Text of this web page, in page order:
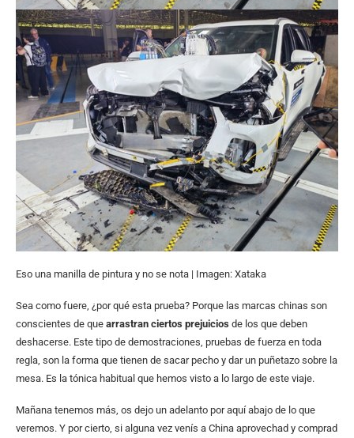
Eso una manilla de pintura y no se nota | Imagen: Xataka
Sea como fuere, ¿por qué esta prueba? Porque las marcas chinas son
conscientes de que arrastran ciertos prejuicios de los que deben
deshacerse. Este tipo de demostraciones, pruebas de fuerza en toda
regla, son la forma que tienen de sacar pecho y dar un puñetazo sobre la
mesa. Es la tónica habitual que hemos visto a lo largo de este viaje.
Mañana tenemos más, os dejo un adelanto por aquí abajo de lo que
veremos. Y por cierto, si alguna vez venís a China aprovechad y comprad